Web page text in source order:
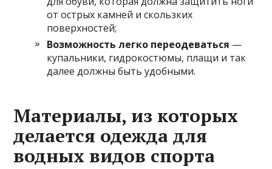
от острых камней и скользких
поверхностей;
Возможность легко переодеваться —
купальники, гидрокостюмы, плащи и так
далее должны быть удобными.
Материалы, из которых
делается одежда для
водных видов спорта